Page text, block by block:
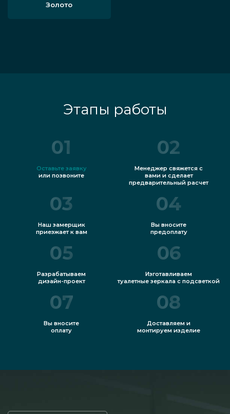
Золото
Этапы работы
01
Оставьте заявку
или позвоните
02
Менеджер свяжется с
вами и сделает
предварительный расчет
03
Наш замерщик
приезжает к вам
04
Вы вносите
предоплату
05
Разрабатываем
дизайн-проект
06
Изготавливаем
туалетные зеркала с подсветкой
07
Вы вносите
оплату
08
Доставляем и
монтируем изделие